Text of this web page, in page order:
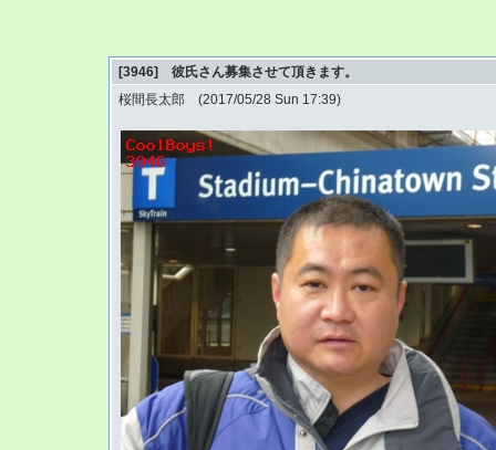
[3946] 彼氏さん募集させて頂きます。
桜間長太郎 (2017/05/28 Sun 17:39)